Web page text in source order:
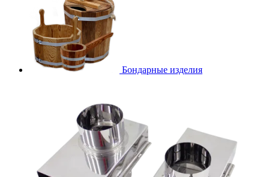
Бондарные изделия